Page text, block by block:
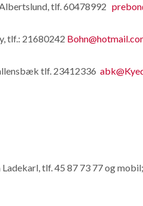
tlf. 60478992
tlf.: 21680242
tlf. 23412336
tlf. 45 87 73 77 og